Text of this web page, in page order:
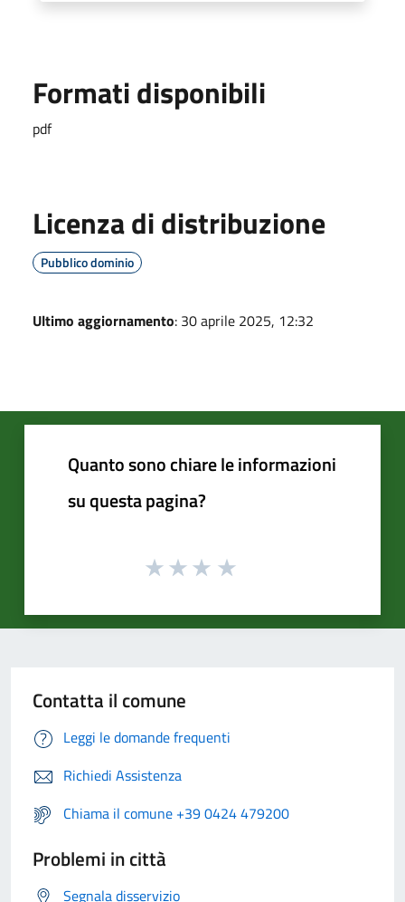
Formati disponibili
pdf
Licenza di distribuzione
Pubblico dominio
Ultimo aggiornamento: 30 aprile 2025, 12:32
Quanto sono chiare le informazioni
su questa pagina?
Contatta il comune
Leggi le domande frequenti
Richiedi Assistenza
Chiama il comune +39 0424 479200
Problemi in città
Segnala disservizio